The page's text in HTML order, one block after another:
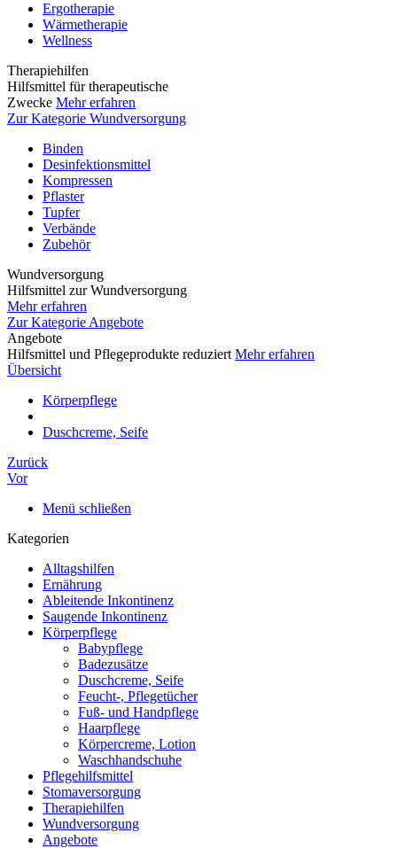
Ergotherapie
Wärmetherapie
Wellness
Therapiehilfen
Hilfsmittel für therapeutische
Zwecke Mehr erfahren
Zur Kategorie Wundversorgung
Binden
Desinfektionsmittel
Kompressen
Pflaster
Tupfer
Verbände
Zubehör
Wundversorgung
Hilfsmittel zur Wundversorgung
Mehr erfahren
Zur Kategorie Angebote
Angebote
Hilfsmittel und Pflegeprodukte reduziert Mehr erfahren
Übersicht
Körperpflege
Duschcreme, Seife
Zurück
Vor
Menü schließen
Kategorien
Alltagshilfen
Ernährung
Ableitende Inkontinenz
Saugende Inkontinenz
Körperpflege
Babypflege
Badezusätze
Duschcreme, Seife
Feucht-, Pflegetücher
Fuß- und Handpflege
Haarpflege
Körpercreme, Lotion
Waschhandschuhe
Pflegehilfsmittel
Stomaversorgung
Therapiehilfen
Wundversorgung
Angebote